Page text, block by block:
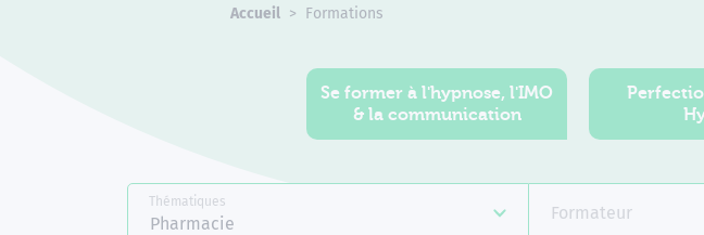
Accueil Formations
Se former à l'hypnose, l'IMO
& la communication
Thématiques
Pharmacie
Formateur